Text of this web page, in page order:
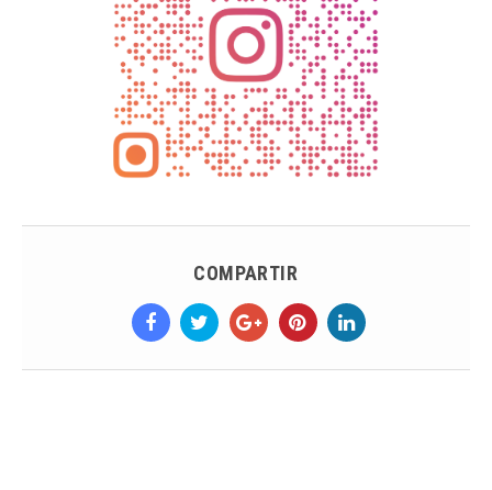
COMPARTIR